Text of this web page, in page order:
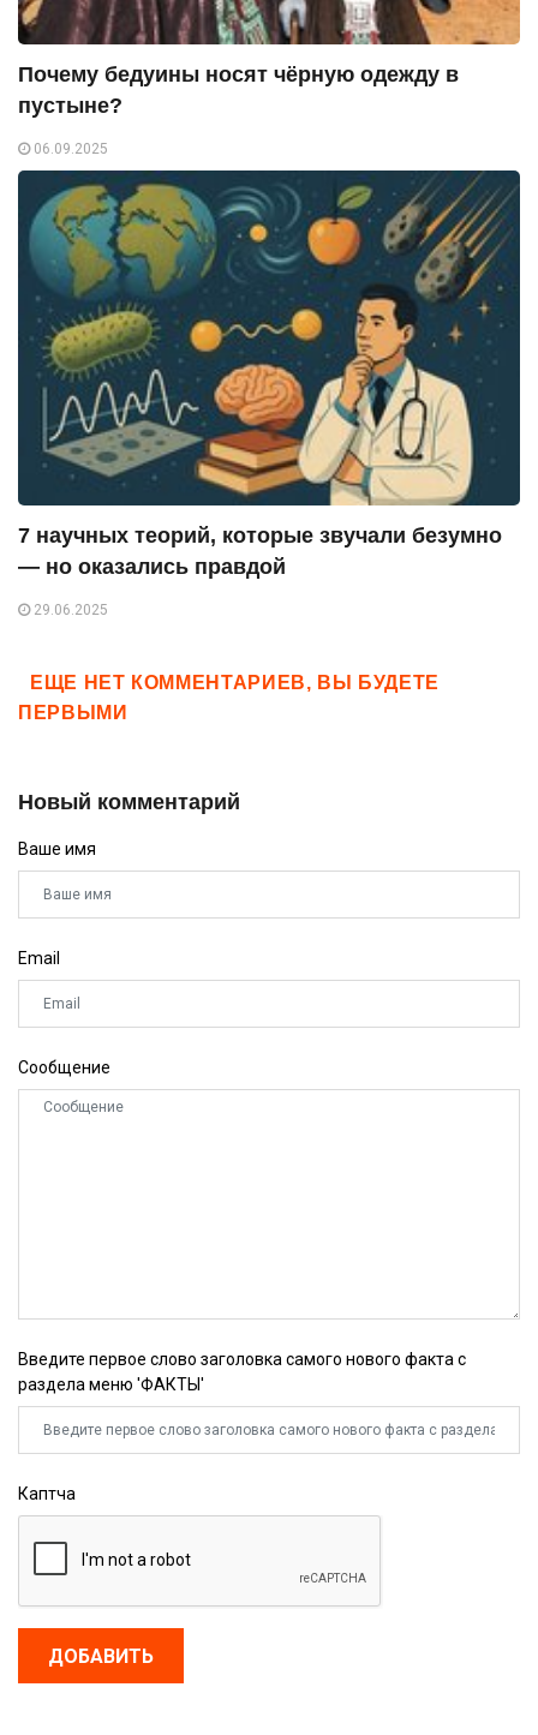
Почему бедуины носят чёрную одежду в
пустыне?
06.09.2025
7 научных теорий, которые звучали безумно
— но оказались правдой
29.06.2025
ЕЩЕ НЕТ КОММЕНТАРИЕВ, ВЫ БУДЕТЕ
ПЕРВЫМИ
Новый комментарий
Ваше имя
Email
Сообщение
Введите первое слово заголовка самого нового факта с
раздела меню 'ФАКТЫ'
Каптча
ДОБАВИТЬ